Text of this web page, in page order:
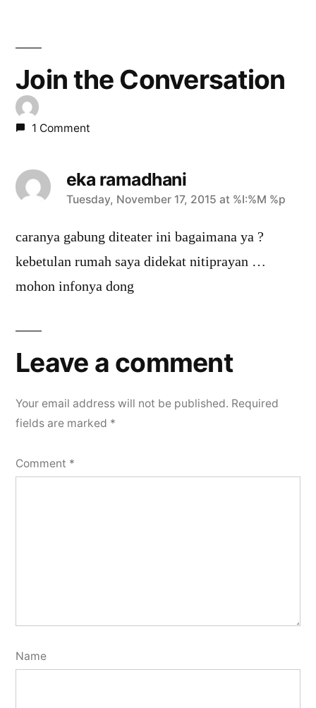
Join the Conversation
1 Comment
eka ramadhani
says:
Tuesday, November 17, 2015 at %I:%M %p
caranya gabung diteater ini bagaimana ya ?
kebetulan rumah saya didekat nitiprayan …
mohon infonya dong
Leave a comment
Your email address will not be published. Required
fields are marked *
Comment *
Name